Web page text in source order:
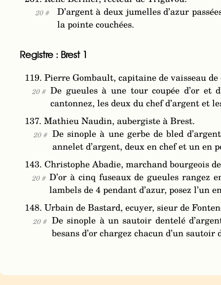
20 #
D’argent à deux jumelles d’azur
la pointe couchées.
Registre : Brest 1
119. Pierre Gombault, capitaine de vaisseau de
20 # De gueules à une tour coupée d’or et
cantonnez, les deux du chef d’argent et
137. Mathieu Naudin, aubergiste à Brest.
20 # De sinople à une gerbe de bled
annelet d’argent, deux en chef et un en
143. Christophe Abadie, marchand bourgeois
20 # D’or à cinq fuseaux de gueules rangez
lambels de 4 pendant d’azur, posez l’un
148. Urbain de Bastard, ecuyer, sieur de
20 # De sinople à un sautoir dentelé
besans d’or chargez chacun d’un sautoir